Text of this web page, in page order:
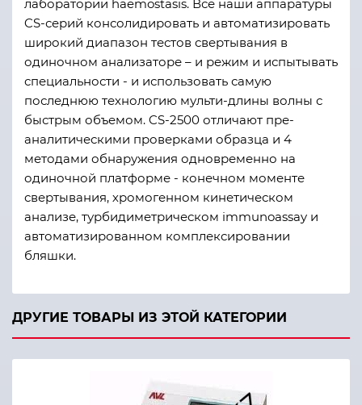
лаборатории haemostasis. Все наши аппаратуры
CS-серий консолидировать и автоматизировать
широкий диапазон тестов свертывания в
одиночном анализаторе – и режим и испытывать
специальности - и использовать самую
последнюю технологию мульти-длины волны с
быстрым объемом. CS-2500 отличают пре-
аналитическими проверками образца и 4
методами обнаружения одновременно на
одиночной платформе - конечном моменте
свертывания, хромогенном кинетическом
анализе, турбидиметрическом immunoassay и
автоматизированном комплексировании
бляшки.
ДРУГИЕ ТОВАРЫ ИЗ ЭТОЙ КАТЕГОРИИ